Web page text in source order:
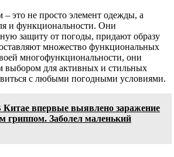
это не просто элемент одежды, а
и функциональности. Они
защиту от погоды, придают образу
множество функциональных
многофункциональности, они
выбором для активных и стильных
с любыми погодными условиями.
Китае впервые выявлено заражение
гриппом. Заболел маленький